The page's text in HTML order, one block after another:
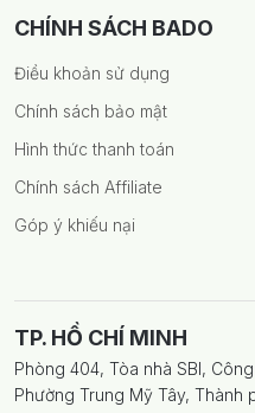
TP. HỒ CHÍ MINH
Phòng 404, Tòa nhà SBI,
Phường Trung Mỹ Tây, Thành
CHÍNH SÁCH BADO
Điều khoản sử dụng
Chính sách bảo mật
Hình thức thanh toán
Chính sách Affiliate
Góp ý khiếu nại